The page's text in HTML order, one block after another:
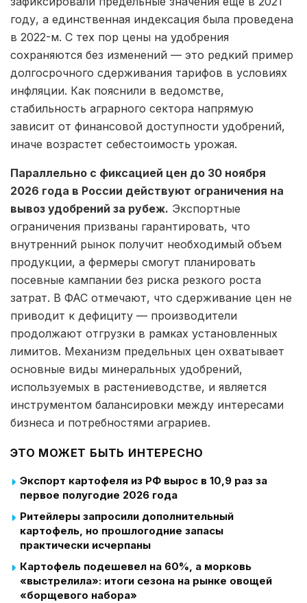
году, а единственная индексация была проведена
в 2022-м. С тех пор цены на удобрения
сохраняются без изменений — это редкий пример
долгосрочного сдерживания тарифов в условиях
инфляции. Как пояснили в ведомстве,
стабильность аграрного сектора напрямую
зависит от финансовой доступности удобрений,
иначе возрастет себестоимость урожая.
Параллельно с фиксацией цен до 30 ноября
2026 года в России действуют ограничения на
вывоз удобрений за рубеж. Экспортные
ограничения призваны гарантировать, что
внутренний рынок получит необходимый объем
продукции, а фермеры смогут планировать
посевные кампании без риска резкого роста
затрат. В ФАС отмечают, что сдерживание цен не
приводит к дефициту — производители
продолжают отгрузки в рамках установленных
лимитов. Механизм предельных цен охватывает
основные виды минеральных удобрений,
используемых в растениеводстве, и является
инструментом балансировки между интересами
бизнеса и потребностями аграриев.
ЭТО МОЖЕТ БЫТЬ ИНТЕРЕСНО
Экспорт картофеля из РФ вырос в 10,9 раз за
первое полугодие 2026 года
Ритейлеры запросили дополнительный
картофель, но прошлогодние запасы
практически исчерпаны
Картофель подешевел на 60%, а морковь
«выстрелила»: итоги сезона на рынке овощей
«борщевого набора»